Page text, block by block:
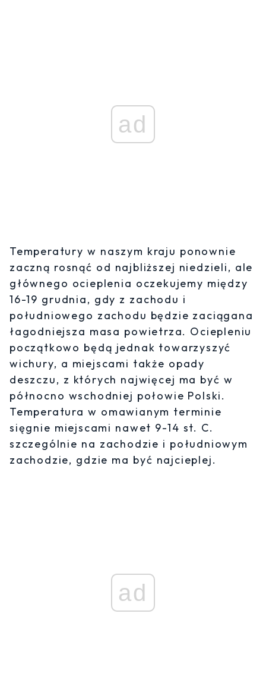
ad
Temperatury w naszym kraju ponownie
zaczną rosnąć od najbliższej niedzieli, ale
głównego ocieplenia oczekujemy między
16-19 grudnia, gdy z zachodu i
południowego zachodu będzie zaciągana
łagodniejsza masa powietrza. Ociepleniu
początkowo będą jednak towarzyszyć
wichury, a miejscami także opady
deszczu, z których najwięcej ma być w
północno wschodniej połowie Polski.
Temperatura w omawianym terminie
sięgnie miejscami nawet 9-14 st. C.
szczególnie na zachodzie i południowym
zachodzie, gdzie ma być najcieplej.
ad